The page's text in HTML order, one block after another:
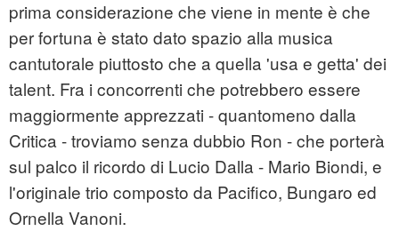
prima considerazione che viene in mente è che
per fortuna è stato dato spazio alla musica
cantutorale piuttosto che a quella 'usa e getta' dei
talent. Fra i concorrenti che potrebbero essere
maggiormente apprezzati - quantomeno dalla
Critica - troviamo senza dubbio Ron - che porterà
sul palco il ricordo di Lucio Dalla - Mario Biondi, e
l'originale trio composto da Pacifico, Bungaro ed
Ornella Vanoni.